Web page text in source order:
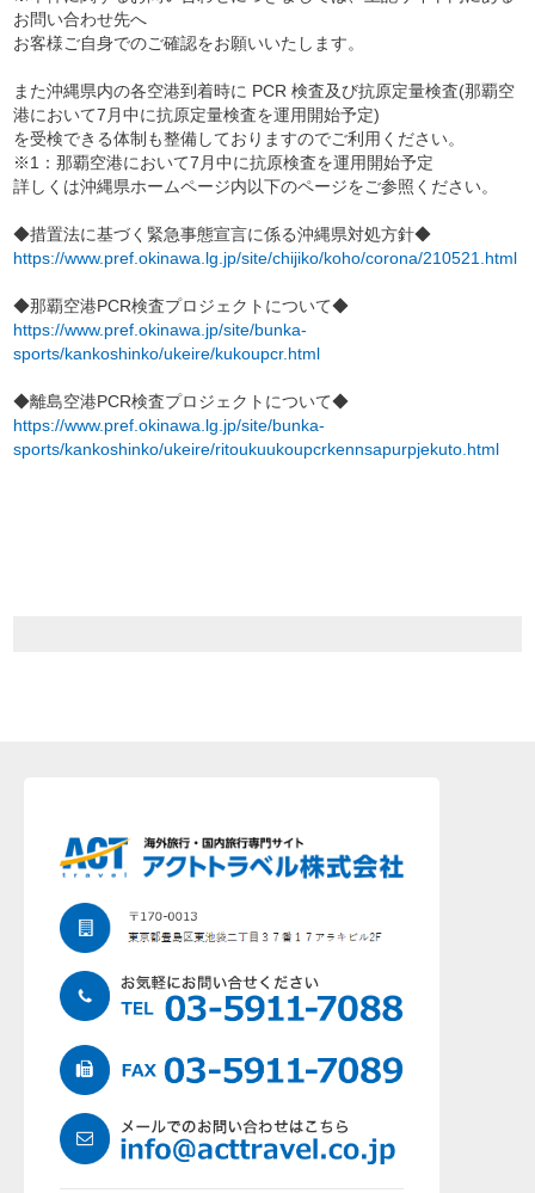
お問い合わせ先へ
お客様ご自身でのご確認をお願いいたします。
また沖縄県内の各空港到着時に PCR 検査及び抗原定量検査(那覇空
港において7月中に抗原定量検査を運用開始予定)
を受検できる体制も整備しておりますのでご利用ください。
※1：那覇空港において7月中に抗原検査を運用開始予定
詳しくは沖縄県ホームページ内以下のページをご参照ください。
◆措置法に基づく緊急事態宣言に係る沖縄県対処方針◆
https://www.pref.okinawa.lg.jp/site/chijiko/koho/corona/210521.html
◆那覇空港PCR検査プロジェクトについて◆
https://www.pref.okinawa.jp/site/bunka-
sports/kankoshinko/ukeire/kukoupcr.html
◆離島空港PCR検査プロジェクトについて◆
https://www.pref.okinawa.lg.jp/site/bunka-
sports/kankoshinko/ukeire/ritoukuukoupcrkennsapurpjekuto.html